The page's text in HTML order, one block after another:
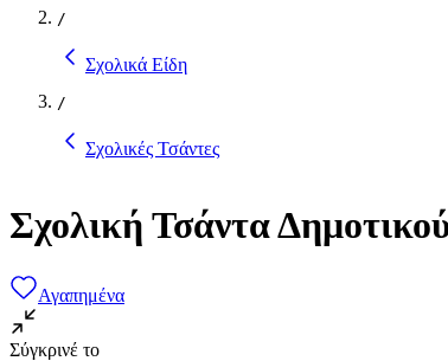
/
Σχολικά Είδη
/
Σχολικές Τσάντες
Σχολική Τσάντα
Αγαπημένα
Σύγκρινέ το